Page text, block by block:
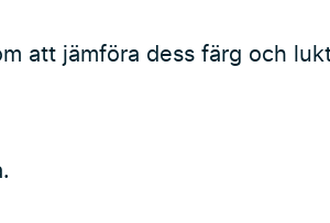
att jämföra dess färg och